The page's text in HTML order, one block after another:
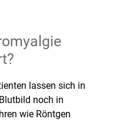
lassen sich in
noch in
wie Röntgen